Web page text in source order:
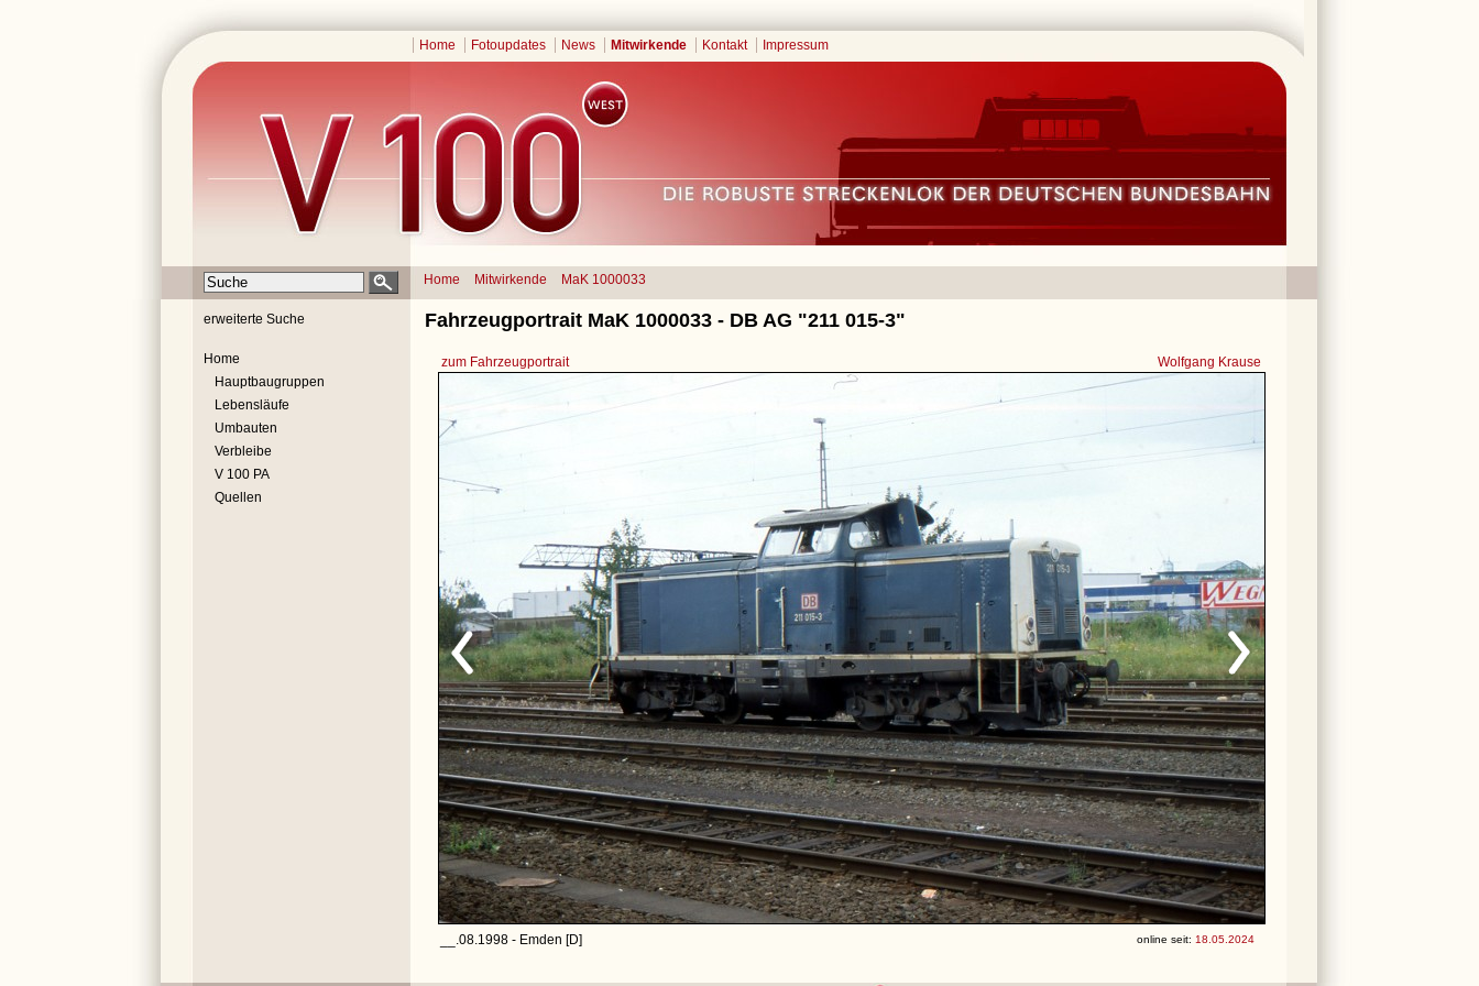
Home Fotoupdates News Mitwirkende Kontakt Impressum
Home Mitwirkende MaK 1000033
erweiterte Suche
Home
Hauptbaugruppen
Lebensläufe
Umbauten
Verbleibe
V 100 PA
Quellen
Fahrzeugportrait MaK 1000033 - DB AG "211 015-3"
zum Fahrzeugportrait Wolfgang Krause
__.08.1998 - Emden [D] online seit: 18.05.2024